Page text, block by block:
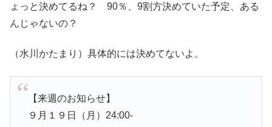
ょっと決めてるね？ 90％、9割方決めていた予定、ある
んじゃないの？
（水川かたまり）具体的には決めてないよ。
【来週のお知らせ】
９月１９日（月）24:00-